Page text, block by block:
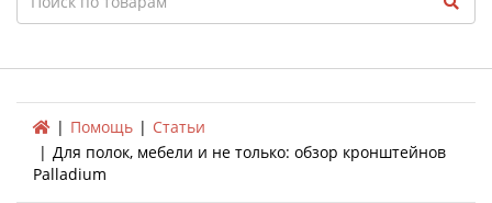
Помощь
Статьи
Для полок, мебели и не только: обзор кронштейнов
Palladium